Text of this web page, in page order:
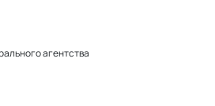
агентства